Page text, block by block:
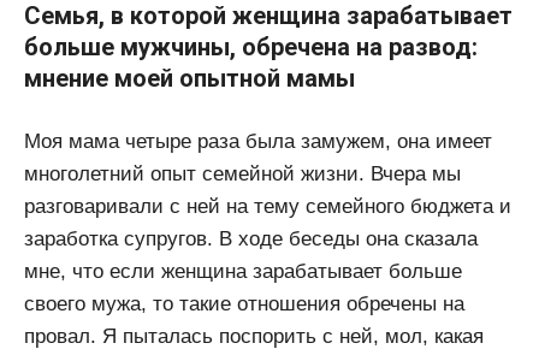
Семья, в которой женщина зарабатывает
больше мужчины, обречена на развод:
мнение моей опытной мамы
Моя мама четыре раза была замужем, она имеет
многолетний опыт семейной жизни. Вчера мы
разговаривали с ней на тему семейного бюджета и
заработка супругов. В ходе беседы она сказала
мне, что если женщина зарабатывает больше
своего мужа, то такие отношения обречены на
провал. Я пыталась поспорить с ней, мол, какая